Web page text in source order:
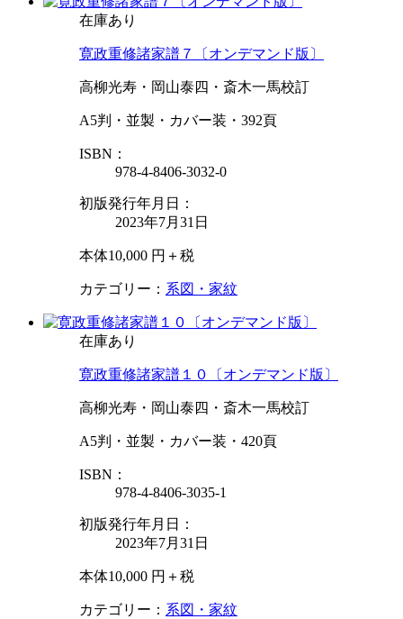
在庫あり
寛政重修諸家譜７〔オンデマンド版〕
高柳光寿・岡山泰四・斎木一馬校訂
A5判・並製・カバー装・392頁
ISBN：
978-4-8406-3032-0
初版発行年月日：
2023年7月31日
本体10,000 円＋税
カテゴリー： 系図・家紋
在庫あり
寛政重修諸家譜１０〔オンデマンド版〕
高柳光寿・岡山泰四・斎木一馬校訂
A5判・並製・カバー装・420頁
ISBN：
978-4-8406-3035-1
初版発行年月日：
2023年7月31日
本体10,000 円＋税
カテゴリー： 系図・家紋